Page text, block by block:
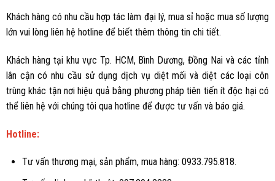
Khách hàng có nhu cầu hợp tác làm đại lý, mua sỉ hoặc mua số lượng
lớn vui lòng liên hệ hotline để biết thêm thông tin chi tiết.
Khách hàng tại khu vực Tp. HCM, Bình Dương, Đồng Nai và các tỉnh
lân cận có nhu cầu sử dụng dịch vụ diệt mối và diệt các loại côn
trùng khác tận nơi hiệu quả bằng phương pháp tiên tiến ít độc hại có
thể liên hệ với chúng tôi qua hotline để được tư vấn và báo giá.
Hotline:
Tư vấn thương mại, sản phẩm, mua hàng: 0933.795.818.